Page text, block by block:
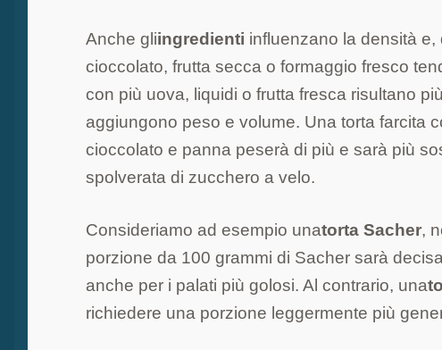
Anche gliingredienti influenzano la densità
cioccolato, frutta secca o formaggio fresco
con più uova, liquidi o frutta fresca risultano
aggiungono peso e volume. Una torta farcita
cioccolato e panna peserà di più e sarà più
spolverata di zucchero a velo.
Consideriamo ad esempio unatorta Sacher,
porzione da 100 grammi di Sacher sarà
anche per i palati più golosi. Al contrario, una
richiedere una porzione leggermente più